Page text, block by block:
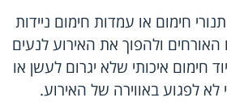
חימום או עמדות חימום ניידות
האורחים ולהפוך את האירוע לנעים
חימום איכותי שלא יגרום לעשן או
לא לפגוע באווירה של האירוע.